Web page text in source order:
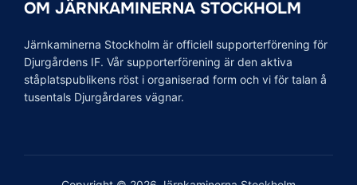
OM JÄRNKAMINERNA STOCKHOLM
Järnkaminerna Stockholm är officiell supporterförening för
Djurgårdens IF. Vår supporterförening är den aktiva
ståplatspublikens röst i organiserad form och vi för talan å
tusentals Djurgårdares vägnar.